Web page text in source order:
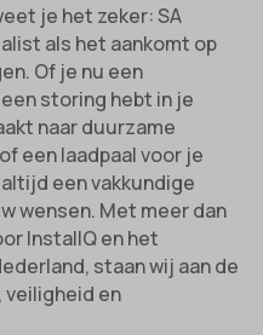
je het zeker: SA
als het aankomt op
Of je nu een
storing hebt in je
naar duurzame
een laadpaal voor je
een vakkundige
wensen. Met meer dan
InstallQ en het
staan wij aan de
en